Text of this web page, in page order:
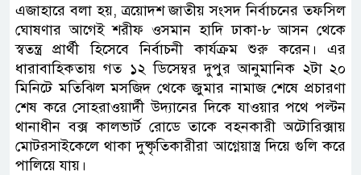
এজাহারে বলা হয়, ত্রয়োদশ জাতীয় সংসদ নির্বাচনের তফসিল
ঘোষণার আগেই শরীফ ওসমান হাদি ঢাকা-৮ আসন থেকে
স্বতন্ত্র প্রার্থী হিসেবে নির্বাচনী কার্যক্রম শুরু করেন। এর
ধারাবাহিকতায় গত ১২ ডিসেম্বর দুপুর আনুমানিক ২টা ২০
মিনিটে মতিঝিল মসজিদ থেকে জুমার নামাজ শেষে প্রচারণা
শেষ করে সোহরাওয়ার্দী উদ্যানের দিকে যাওয়ার পথে পল্টন
থানাধীন বক্স কালভার্ট রোডে তাকে বহনকারী অটোরিক্সায়
মোটরসাইকেলে থাকা দুষ্কৃতিকারীরা আগ্নেয়াস্ত্র দিয়ে গুলি করে
পালিয়ে যায়।